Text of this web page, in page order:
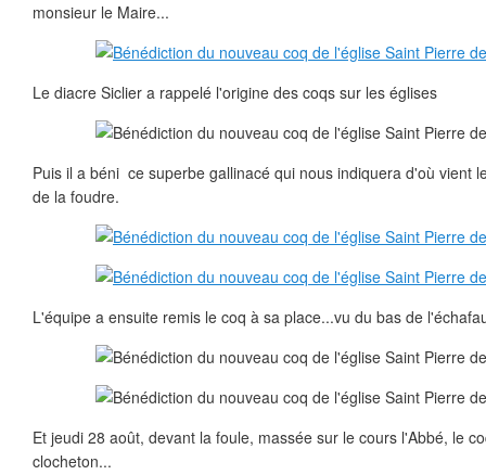
monsieur le Maire...
Le diacre Siclier a rappelé l'origine des coqs sur les églises
Puis il a béni ce superbe gallinacé qui nous indiquera d'où vient
de la foudre.
L'équipe a ensuite remis le coq à sa place...vu du bas de
Et jeudi 28 août, devant la foule, massée sur le cours l'Abbé, le
clocheton...